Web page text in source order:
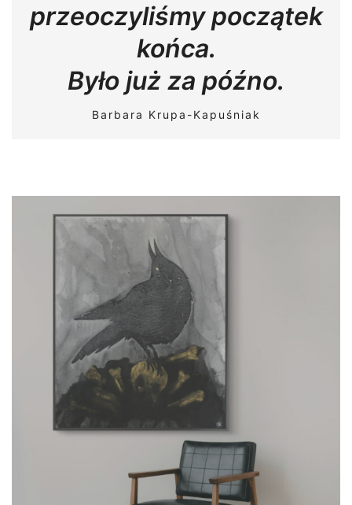
przeoczyliśmy początek
końca.
Było już za późno.
Barbara Krupa-Kapuśniak